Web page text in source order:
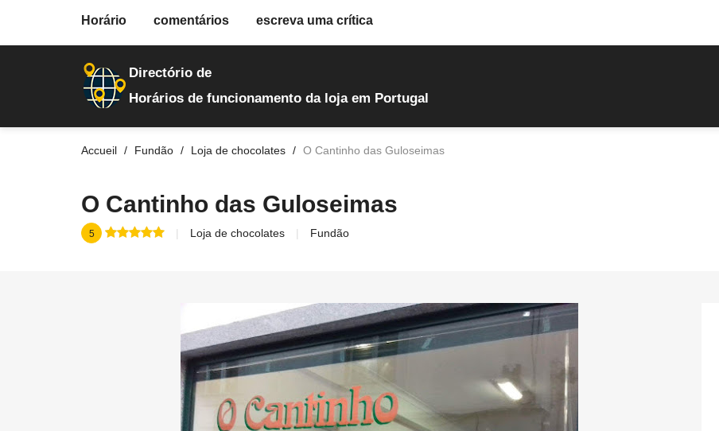
loja-de-chocolates
Directório de
Horários de funcionamento da loja em Portugal
Accueil Fundão Loja de chocolates O Cantinho das Guloseimas
O Cantinho das Guloseimas
5 Loja de chocolates Fundão
Horário comentários escreva uma crítica